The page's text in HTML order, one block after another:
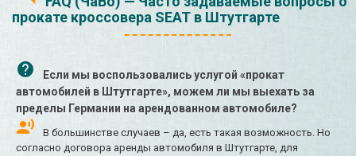
прокате кроссовера SEAT в Штутгарте
Если мы воспользовались услугой «прокат
автомобилей в Штутгарте», можем ли мы выехать за
пределы Германии на арендованном автомобиле?
В большинстве случаев – да, есть такая возможность. Но
согласно договора аренды автомобиля в Штутгарте, для